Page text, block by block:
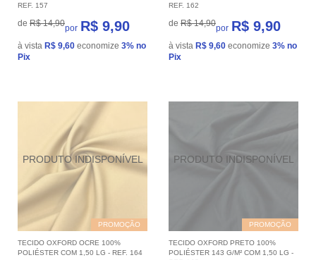
REF. 157
de R$ 14,90por R$ 9,90
à vista R$ 9,60 economize 3% no
Pix
REF. 162
de R$ 14,90por R$ 9,90
à vista R$ 9,60 economize 3% no
Pix
PROMOÇÃO
TECIDO OXFORD OCRE 100%
POLIÉSTER COM 1,50 LG - REF. 164
PROMOÇÃO
TECIDO OXFORD PRETO 100%
POLIÉSTER 143 G/M² COM 1,50 LG -